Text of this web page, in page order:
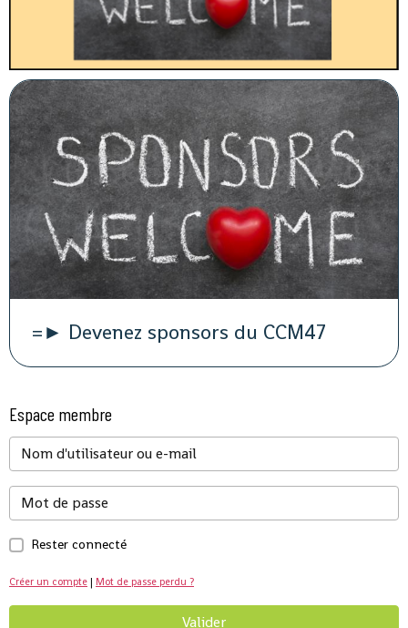
=► Devenez sponsors du CCM47
Espace membre
Rester connecté
Créer un compte | Mot de passe perdu ?
Valider